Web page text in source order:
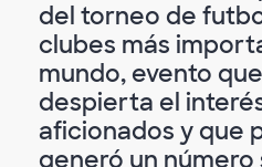
del torneo de
clubes más
mundo, evento
despierta el
aficionados y que
generó un